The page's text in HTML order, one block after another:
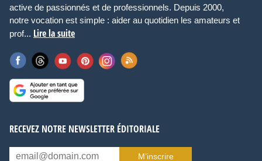
active de passionnés et de professionnels. Depuis 2000,
notre vocation est simple : aider au quotidien les amateurs et
prof... Lire la suite
RECEVEZ NOTRE NEWSLETTER ÉDITORIALE
M’inscrire